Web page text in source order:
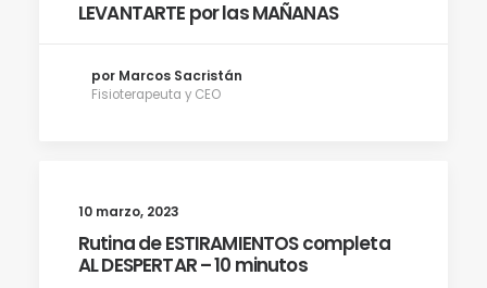
LEVANTARTE por las MAÑANAS
por Marcos Sacristán
Fisioterapeuta y CEO
10 marzo, 2023
Rutina de ESTIRAMIENTOS completa
AL DESPERTAR – 10 minutos